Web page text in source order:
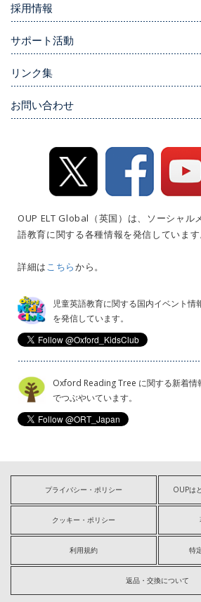
採用情報
サポート活動
リンク集
お問い合わせ
OUP ELT Global（英国）は、ソーシャル
語教育に関する各種情報を発信しています
詳細は こちらから。
児童英語教育に関する国内イベント情
を発信しています。
Oxford Reading Tree に関する新着情
でつぶやいています。
プライバシー・ポリシー
クッキー・ポリシー
利用規約 特
返品・交換について